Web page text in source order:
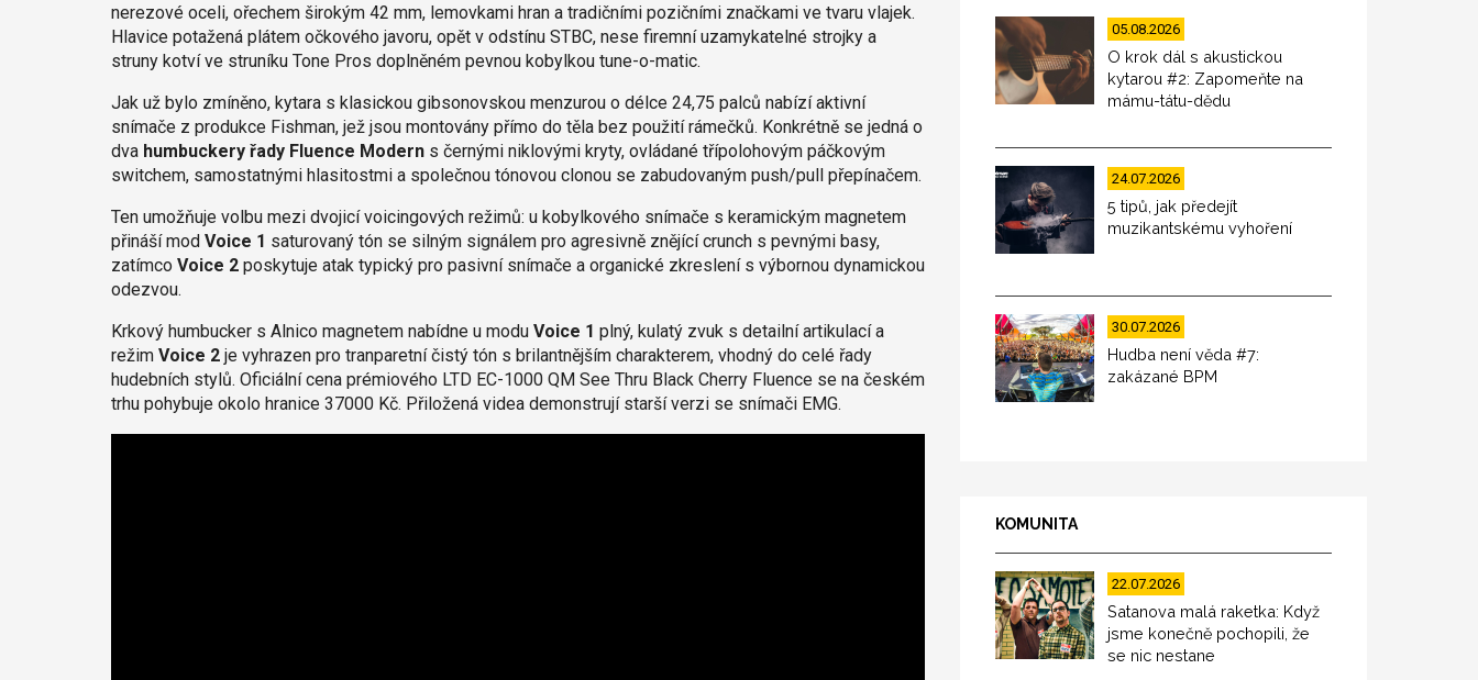
nerezové oceli, ořechem širokým 42 mm, lemovkami hran a tradičními pozičními značkami ve tvaru vlajek.
Hlavice potažená plátem očkového javoru, opět v odstínu STBC, nese firemní uzamykatelné strojky a
struny kotví ve struníku Tone Pros doplněném pevnou kobylkou tune-o-matic.
Jak už bylo zmíněno, kytara s klasickou gibsonovskou menzurou o délce 24,75 palců nabízí aktivní
snímače z produkce Fishman, jež jsou montovány přímo do těla bez použití rámečků. Konkrétně se jedná o
dva humbuckery řady Fluence Moderns černými niklovými kryty, ovládané třípolohovým páčkovým
switchem, samostatnými hlasitostmi a společnou tónovou clonou se zabudovaným push/pull přepínačem.
Ten umožňuje volbu mezi dvojicí voicingových režimů: u kobylkového snímače s keramickým magnetem
přináší mod Voice 1 saturovaný tón se silným signálem pro agresivně znějící crunch s pevnými basy,
zatímco Voice 2 poskytuje atak typický pro pasivní snímače a organické zkreslení s výbornou dynamickou
odezvou.
Krkový humbucker s Alnico magnetem nabídne u modu Voice 1 plný, kulatý zvuk s detailní artikulací a
režim Voice 2je vyhrazen pro tranparetní čistý tón s brilantnějším charakterem, vhodný do celé řady
hudebních stylů. Oficiální cena prémiového LTD EC-1000 QM See Thru Black Cherry Fluence se na českém
trhu pohybuje okolo hranice 37000 Kč. Přiložená videa demonstrují starší verzi se snímači EMG.
05.08.2026
O krok dál s akustickou
kytarou #2: Zapomeňte na
mámu-tátu-dědu
24.07.2026
5 tipů, jak předejít
muzikantskému vyhoření
30.07.2026
Hudba není věda #7:
zakázané BPM
KOMUNITA
22.07.2026
Satanova malá raketka: Když
jsme konečně pochopili, že
se nic nestane